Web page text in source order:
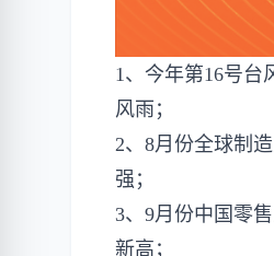
1、今年第16号台
风雨；
2、8月份全球制
强；
3、9月份中国零
新高；